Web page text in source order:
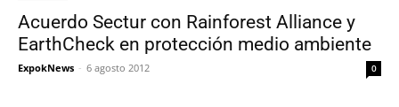
Acuerdo Sectur con Rainforest Alliance y
EarthCheck en protección medio ambiente
ExpokNews - 6 agosto 2012 0